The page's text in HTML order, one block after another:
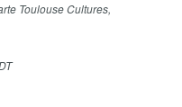
Toulouse Cultures,